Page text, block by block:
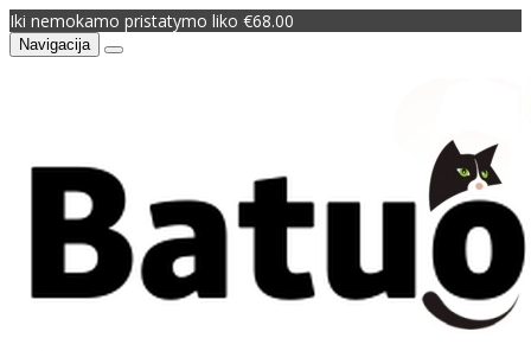
Iki nemokamo pristatymo liko €68.00
Navigacija